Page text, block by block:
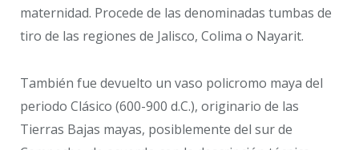
maternidad. Procede de las denominadas tumbas de
tiro de las regiones de Jalisco, Colima o Nayarit.
También fue devuelto un vaso policromo maya del
periodo Clásico (600-900 d.C.), originario de las
Tierras Bajas mayas, posiblemente del sur de